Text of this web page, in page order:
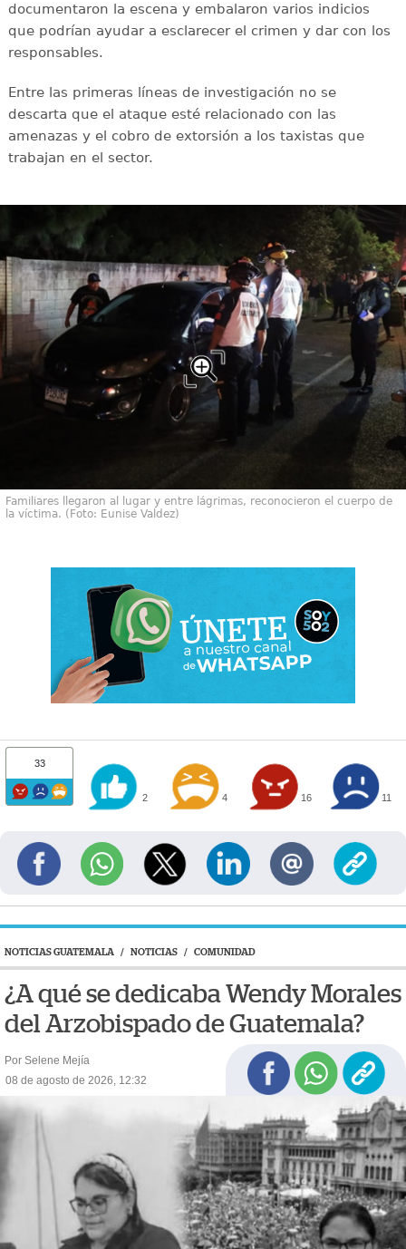
documentaron la escena y embalaron varios indicios
que podrían ayudar a esclarecer el crimen y dar con los
responsables.
Entre las primeras líneas de investigación no se
descarta que el ataque esté relacionado con las
amenazas y el cobro de extorsión a los taxistas que
trabajan en el sector.
Familiares llegaron al lugar y entre lágrimas, reconocieron el cuerpo de
la víctima. (Foto: Eunise Valdez)
33
2 4 16 11
NOTICIAS GUATEMALA / NOTICIAS / COMUNIDAD
¿A qué se dedicaba Wendy Morales
del Arzobispado de Guatemala?
Por Selene Mejía
08 de agosto de 2026, 12:32